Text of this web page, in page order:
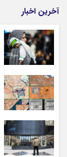
آخرین اخبار